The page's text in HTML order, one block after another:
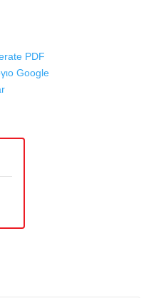
Google